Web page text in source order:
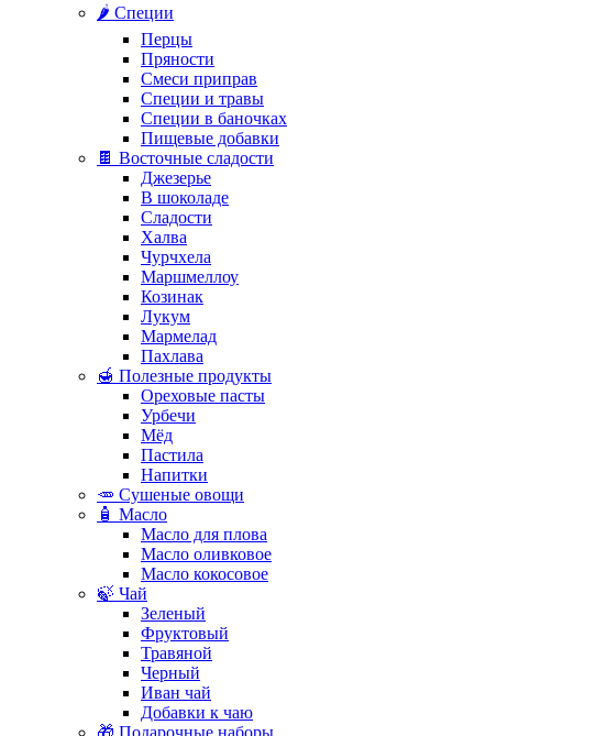
🌶️ Специи
Перцы
Пряности
Смеси приправ
Специи и травы
Специи в баночках
Пищевые добавки
🍫 Восточные сладости
Джезерье
В шоколаде
Сладости
Халва
Чурчхела
Маршмеллоу
Козинак
Лукум
Мармелад
Пахлава
🍯 Полезные продукты
Ореховые пасты
Урбечи
Мёд
Пастила
Напитки
🥕 Сушеные овощи
🧴 Масло
Масло для плова
Масло оливковое
Масло кокосовое
🍃 Чай
Зеленый
Фруктовый
Травяной
Черный
Иван чай
Добавки к чаю
🎁 Подарочные наборы